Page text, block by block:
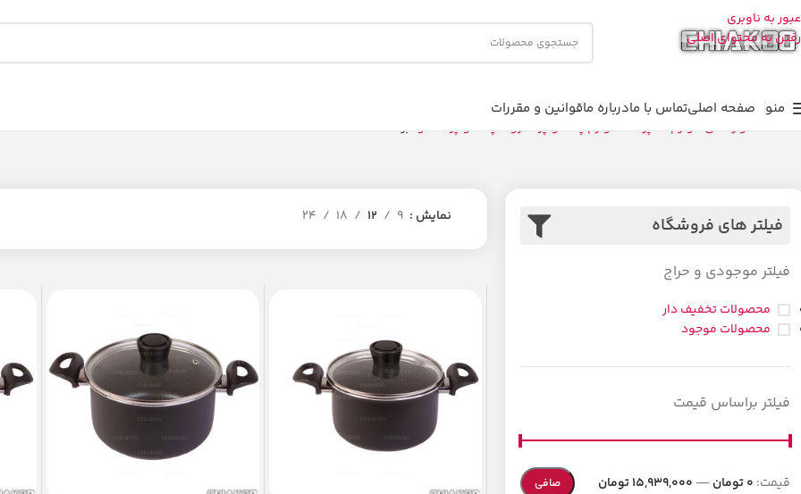
عبور به ناوبری
رفتن به محتوای اصلی
منو صفحه اصلیتماس با مادرباره ماقوانین و مقررات
خانه و زندگی لوازم آشپزخانه لوازم پخت و پز ظروف پخت و پز تکنو برگه 7
فیلتر های فروشگاه
فیلتر موجودی و حراج
محصولات تخفیف دار
محصولات موجود
فیلتر براساس قیمت
صافی قيمت: 0 تومان — 15,939,000 تومان
نمایش 9
12
18
24